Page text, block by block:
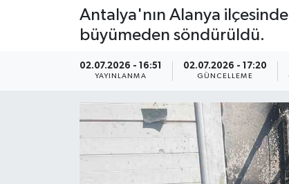
Antalya'nın Alanya
büyümeden söndürüldü.
02.07.2026 - 16:51
YAYINLANMA
02.07.2026 - 17:20
GÜNCELLEME